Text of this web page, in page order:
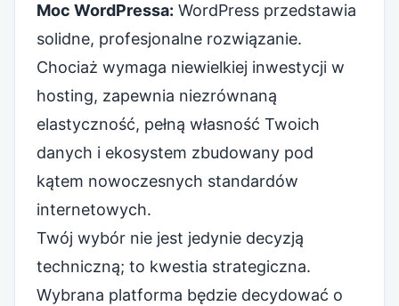
Moc WordPressa: WordPress przedstawia
solidne, profesjonalne rozwiązanie.
Chociaż wymaga niewielkiej inwestycji w
hosting, zapewnia niezrównaną
elastyczność, pełną własność Twoich
danych i ekosystem zbudowany pod
kątem nowoczesnych standardów
internetowych.
Twój wybór nie jest jedynie decyzją
techniczną; to kwestia strategiczna.
Wybrana platforma będzie decydować o